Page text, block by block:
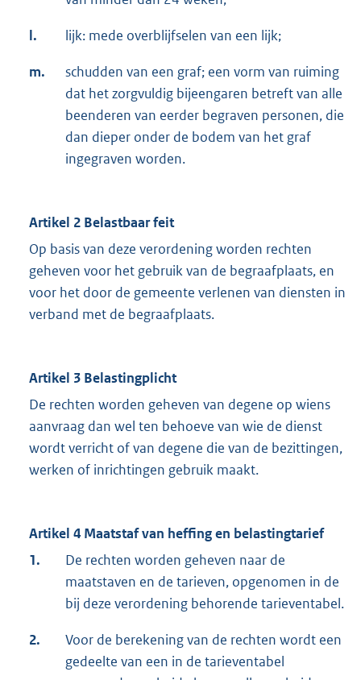
l. lijk: mede overblijfselen van een lijk;
m.
schudden van een graf; een vorm van ruiming
dat het zorgvuldig bijeengaren betreft van alle
beenderen van eerder begraven personen, die
dan dieper onder de bodem van het graf
ingegraven worden.
Artikel 2 Belastbaar feit
Op basis van deze verordening worden rechten
geheven voor het gebruik van de begraafplaats, en
voor het door de gemeente verlenen van diensten in
verband met de begraafplaats.
Artikel 3 Belastingplicht
De rechten worden geheven van degene op wiens
aanvraag dan wel ten behoeve van wie de dienst
wordt verricht of van degene die van de bezittingen,
werken of inrichtingen gebruik maakt.
Artikel 4 Maatstaf van heffing en belastingtarief
1.
De rechten worden geheven naar de
maatstaven en de tarieven, opgenomen in de
bij deze verordening behorende tarieventabel.
2.
Voor de berekening van de rechten wordt een
gedeelte van een in de tarieventabel